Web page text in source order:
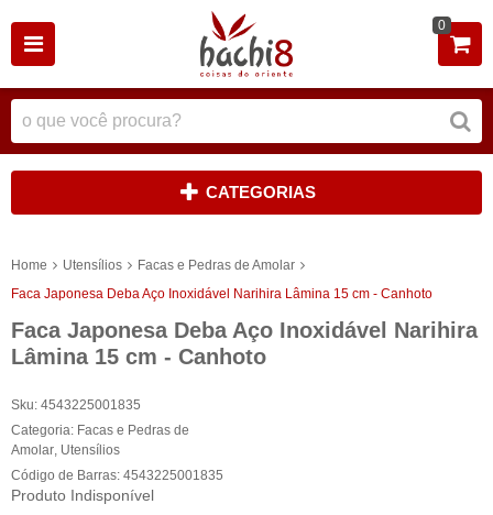
0
CATEGORIAS
Home Utensílios
Facas e Pedras de Amolar
Faca Japonesa Deba Aço Inoxidável Narihira Lâmina 15 cm - Canhoto
Faca Japonesa Deba Aço Inoxidável Narihira
Lâmina 15 cm - Canhoto
Sku: 4543225001835
Categoria: Facas e Pedras de
Amolar Utensílios
Código de Barras: 4543225001835
Produto Indisponível